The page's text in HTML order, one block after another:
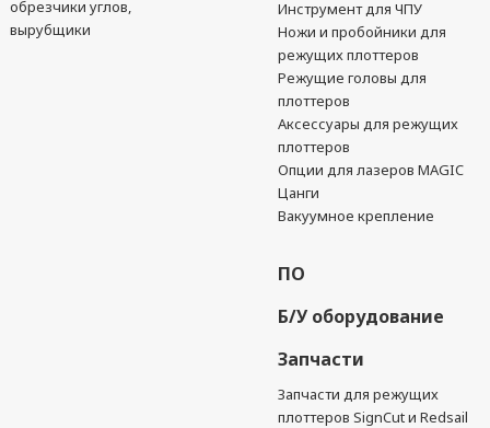
обрезчики углов,
вырубщики
Инструмент для ЧПУ
Ножи и пробойники для
режущих плоттеров
Режущие головы для
плоттеров
Аксессуары для режущих
плоттеров
Опции для лазеров MAGIC
Цанги
Вакуумное крепление
ПО
Б/У оборудование
Запчасти
Запчасти для режущих
плоттеров SignCut и Redsail